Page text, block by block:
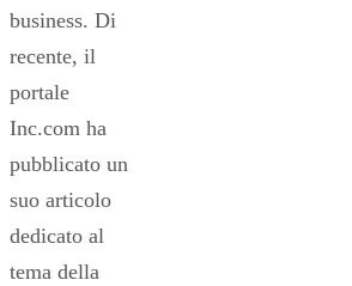
business. Di
recente, il
portale
Inc.com ha
pubblicato un
suo articolo
dedicato al
tema della